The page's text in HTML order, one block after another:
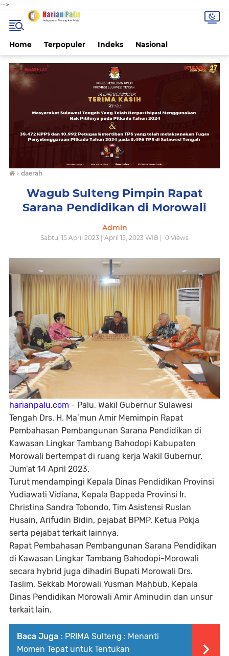
-->
Home Terpopuler Indeks Nasional
› daerah
Wagub Sulteng Pimpin Rapat
Sarana Pendidikan di Morowali
Admin
Sabtu, 15 April 2023 | April 15, 2023 WIB | 0 Views
harianpalu.com - Palu, Wakil Gubernur Sulawesi
Tengah Drs. H. Ma’mun Amir Memimpin Rapat
Pembahasan Pembangunan Sarana Pendidikan di
Kawasan Lingkar Tambang Bahodopi Kabupaten
Morowali bertempat di ruang kerja Wakil Gubernur,
Jum’at 14 April 2023.
Turut mendampingi Kepala Dinas Pendidikan Provinsi
Yudiawati Vidiana, Kepala Bappeda Provinsi Ir.
Christina Sandra Tobondo, Tim Asistensi Ruslan
Husain, Arifudin Bidin, pejabat BPMP, Ketua Pokja
serta pejabat terkait lainnya.
Rapat Pembahasan Pembangunan Sarana Pendidikan
di Kawasan Lingkar Tambang Bahodopi-Morowali
secara hybrid juga dihadiri Bupati Morowali Drs.
Taslim, Sekkab Morowali Yusman Mahbub, Kepala
Dinas Pendidikan Morowali Amir Aminudin dan unsur
terkait lain.
Baca Juga : PRIMA Sulteng : Menanti
Momen Tepat untuk Tentukan